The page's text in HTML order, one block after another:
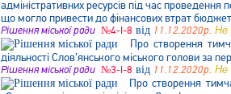
адміністративних ресурсів під час проведення
що могло привести до фінансових втрат
Рішення міської ради №4-І-8 від 11.12.2020р. Не
Про створення
діяльності Слов’янського міського голови за
Рішення міської ради №3-І-8 від 11.12.2020р. Не
Про створення